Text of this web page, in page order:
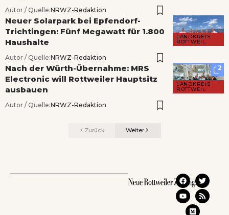
Autor / Quelle:NRWZ-Redaktion
LANDKREIS
ROTTWEIL
Neuer Solarpark bei Epfendorf-
Trichtingen: Fünf Megawatt für 1.800
Haushalte
Autor / Quelle:NRWZ-Redaktion
2
LANDKREIS
ROTTWEIL
Nach der Würth-Übernahme: MRS
Electronic will Rottweiler Hauptsitz
ausbauen
Autor / Quelle:NRWZ-Redaktion
Zurück Weiter